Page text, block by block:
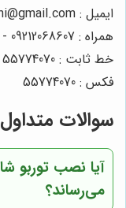
ایمیل : turbo_seyfollahi@gmail.com
همراه : 09212068607 - 09127044314
خط ثابت : 55774070
فکس : 55774070
سوالات
آیا نصب توربو
می‌رساند؟